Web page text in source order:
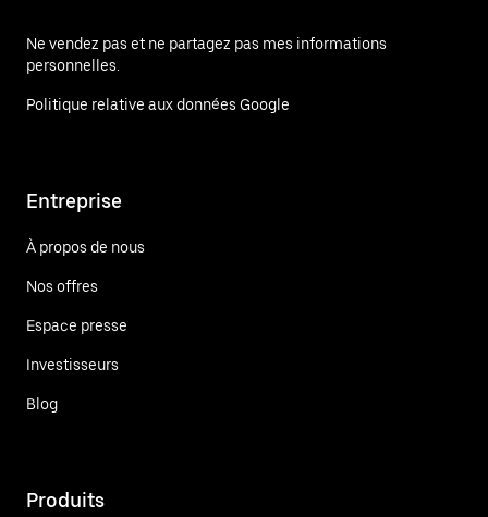
Ne vendez pas et ne partagez pas mes informations
personnelles.
Politique relative aux données Google
Entreprise
À propos de nous
Nos offres
Espace presse
Investisseurs
Blog
Produits